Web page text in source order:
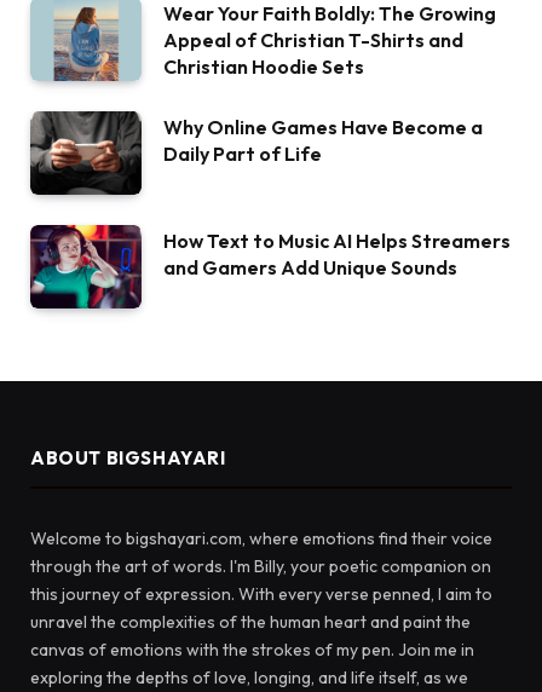
Wear Your Faith Boldly: The Growing
Appeal of Christian T-Shirts and
Christian Hoodie Sets
Why Online Games Have Become a
Daily Part of Life
How Text to Music AI Helps Streamers
and Gamers Add Unique Sounds
ABOUT BIGSHAYARI
Welcome to bigshayari.com, where emotions find their voice
through the art of words. I'm Billy, your poetic companion on
this journey of expression. With every verse penned, I aim to
unravel the complexities of the human heart and paint the
canvas of emotions with the strokes of my pen. Join me in
exploring the depths of love, longing, and life itself, as we